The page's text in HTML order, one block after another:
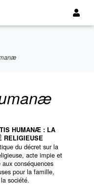
HUMANÆ : LA
RELIGIEUSE
du décret sur la
acte impie et
aux conséquences
pour la famille,
société.